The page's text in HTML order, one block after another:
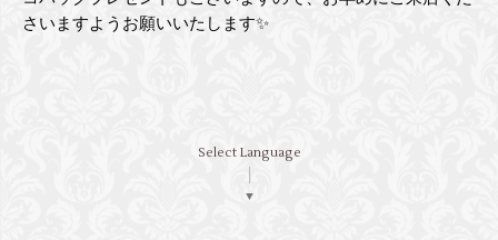
さいますようお願いいたします✨
Select Language
▼